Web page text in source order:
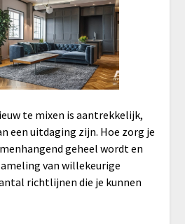
te mixen is aantrekkelijk,
een uitdaging zijn. Hoe zorg je
geheel wordt en
van willekeurige
richtlijnen die je kunnen